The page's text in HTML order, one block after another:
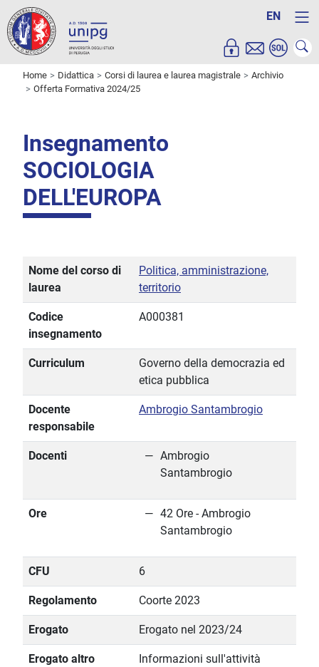
EN
Home Didattica Corsi di laurea e laurea magistrale
Archivio
Offerta Formativa 2024/25
Insegnamento
SOCIOLOGIA
DELL'EUROPA
Nome del corso di
laurea
Politica, amministrazione,
territorio
Codice
insegnamento
A000381
Curriculum
Governo della democrazia ed
etica pubblica
Docente
responsabile
Ambrogio Santambrogio
Docenti
Ambrogio
Santambrogio
Ore
42 Ore - Ambrogio
Santambrogio
CFU 6
Regolamento Coorte 2023
Erogato Erogato nel 2023/24
Erogato altro
Informazioni sull'attività